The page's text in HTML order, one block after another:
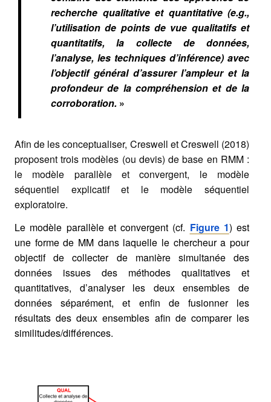
recherche qualitative et quantitative (e.g.,
l’utilisation de points de vue qualitatifs et
quantitatifs, la collecte de données,
l’analyse, les techniques d’inférence) avec
l’objectif général d’assurer l’ampleur et la
profondeur de la compréhension et de la
corroboration. »
Afin de les conceptualiser, Creswell et Creswell (2018)
proposent trois modèles (ou devis) de base en RMM :
le modèle parallèle et convergent, le modèle
séquentiel explicatif et le modèle séquentiel
exploratoire.
Le modèle parallèle et convergent (cf. Figure 1) est
une forme de MM dans laquelle le chercheur a pour
objectif de collecter de manière simultanée des
données issues des méthodes qualitatives et
quantitatives, d’analyser les deux ensembles de
données séparément, et enfin de fusionner les
résultats des deux ensembles afin de comparer les
similitudes/différences.